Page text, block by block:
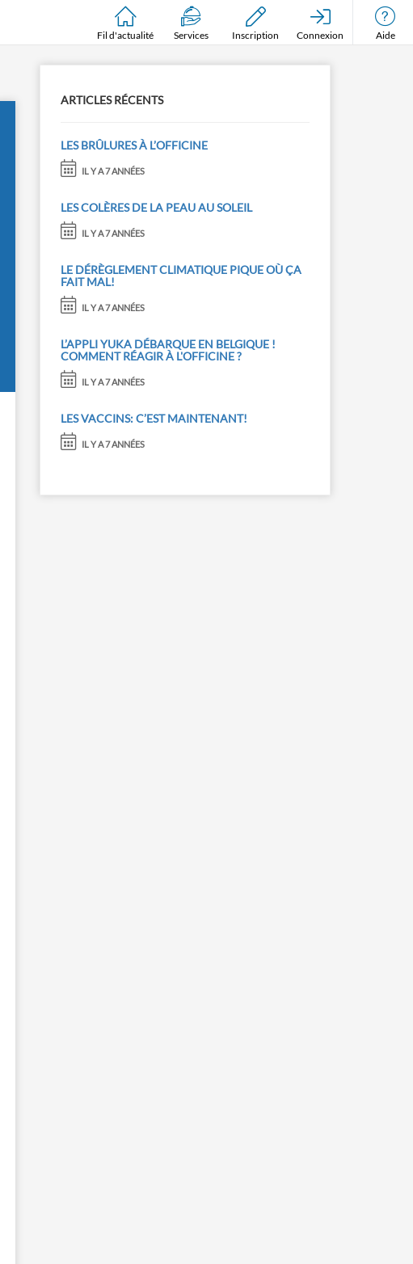
Fil d'actualité Services Inscription Connexion Aide
ARTICLES RÉCENTS
LES BRÛLURES À L’OFFICINE
IL Y A 7 ANNÉES
LES COLÈRES DE LA PEAU AU SOLEIL
IL Y A 7 ANNÉES
LE DÉRÈGLEMENT CLIMATIQUE PIQUE OÙ ÇA
FAIT MAL!
IL Y A 7 ANNÉES
L’APPLI YUKA DÉBARQUE EN BELGIQUE !
COMMENT RÉAGIR À L'OFFICINE ?
IL Y A 7 ANNÉES
LES VACCINS: C’EST MAINTENANT!
IL Y A 7 ANNÉES